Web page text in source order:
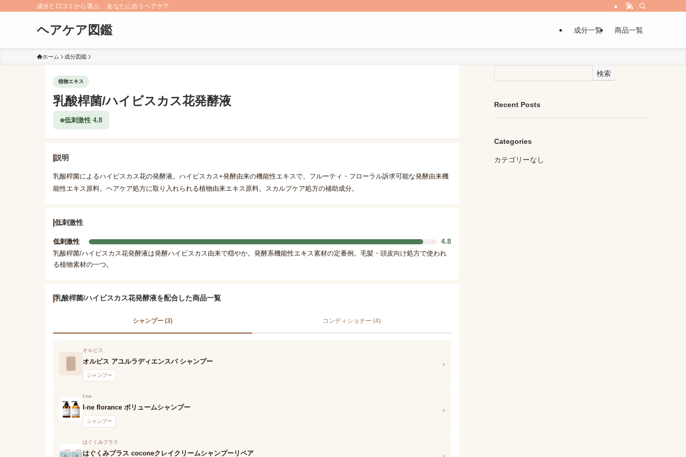
成分と口コミから選ぶ、 あなたに合うヘアケア
ヘアケア図鑑 成分一覧 商品一覧
ホーム 成分図鑑
植物エキス
乳酸桿菌/ハイビスカス花発酵液
低刺激性 4.8
説明
乳酸桿菌によるハイビスカス花の発酵液。ハイビスカス+発酵由来の機能性エキスで、フルーティ・フローラル訴求可能な発酵由来機
能性エキス原料。ヘアケア処方に取り入れられる植物由来エキス原料。スカルプケア処方の補助成分。
低刺激性
低刺激性 4.8
乳酸桿菌/ハイビスカス花発酵液は発酵ハイビスカス由来で穏やか。発酵系機能性エキス素材の定番例。毛髪・頭皮向け処方で使われ
る植物素材の一つ。
乳酸桿菌/ハイビスカス花発酵液を配合した商品一覧
シャンプー (3) コンディショナー (4)
オルビス
オルビス アユルラディエンスパ シャンプー
シャンプー
›
I-ne
I-ne florance ボリュームシャンプー
シャンプー
›
はぐくみプラス
はぐくみプラス coconeクレイクリームシャンプーリペア ›
検索
Recent Posts
Categories
カテゴリーなし